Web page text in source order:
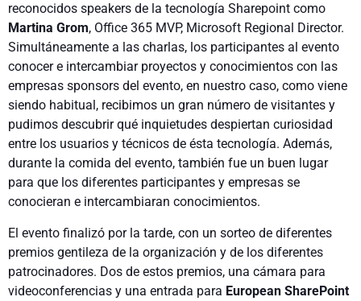
reconocidos speakers de la tecnología Sharepoint como
Martina Grom, Office 365 MVP, Microsoft Regional Director.
Simultáneamente a las charlas, los participantes al evento
conocer e intercambiar proyectos y conocimientos con las
empresas sponsors del evento, en nuestro caso, como viene
siendo habitual, recibimos un gran número de visitantes y
pudimos descubrir qué inquietudes despiertan curiosidad
entre los usuarios y técnicos de ésta tecnología. Además,
durante la comida del evento, también fue un buen lugar
para que los diferentes participantes y empresas se
conocieran e intercambiaran conocimientos.
El evento finalizó por la tarde, con un sorteo de diferentes
premios gentileza de la organización y de los diferentes
patrocinadores. Dos de estos premios, una cámara para
videoconferencias y una entrada para European SharePoint